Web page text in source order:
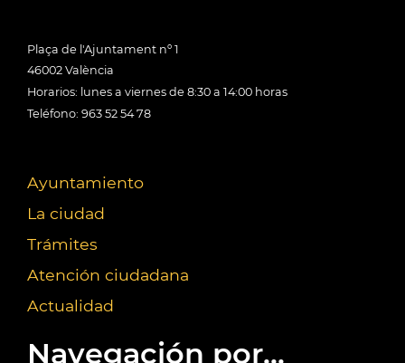
Plaça de l'Ajuntament nº 1
46002 València
Horarios: lunes a viernes de 8:30 a 14:00 horas
Teléfono: 963 52 54 78
Ayuntamiento
La ciudad
Trámites
Atención ciudadana
Actualidad
Navegación por...